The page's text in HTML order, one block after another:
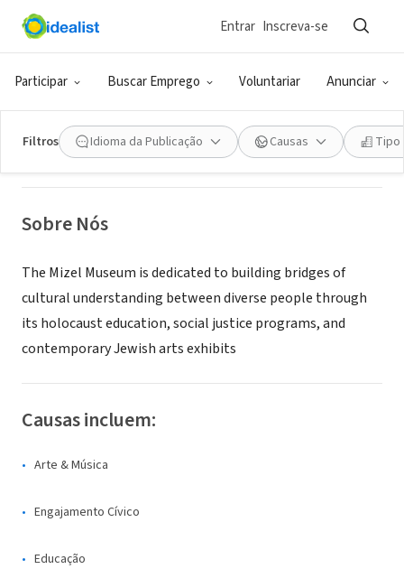
Participar Buscar Emprego Voluntariar Anunciar
Entrar Inscreva-se
Filtros Idioma da Publicação Causas Tipo
ONG (SETOR SOCIAL)
Mizel Museum
Sobre Nós
The Mizel Museum is dedicated to building bridges of
cultural understanding between diverse people through
its holocaust education, social justice programs, and
contemporary Jewish arts exhibits
Causas incluem:
Arte & Música
Engajamento Cívico
Educação